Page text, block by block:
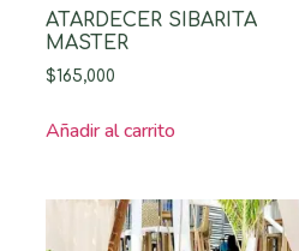
ATARDECER SIBARITA
MASTER
$165,000
Añadir al carrito